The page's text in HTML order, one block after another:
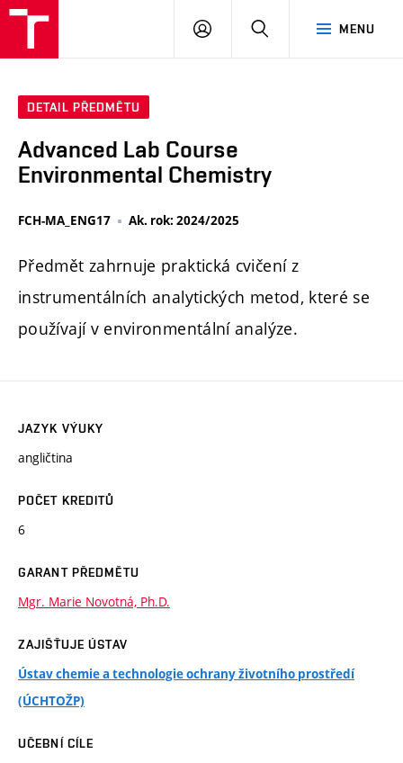
MENU
PŘIHLÁSIT
DETAIL PŘEDMĚTU
Advanced Lab Course
Environmental Chemistry
FCH-MA_ENG17 Ak. rok: 2024/2025
Předmět zahrnuje praktická cvičení z
instrumentálních analytických metod, které se
používají v environmentální analýze.
JAZYK VÝUKY
angličtina
POČET KREDITŮ
6
GARANT PŘEDMĚTU
Mgr. Marie Novotná, Ph.D.
ZAJIŠŤUJE ÚSTAV
Ústav chemie a technologie ochrany životního prostředí
(ÚCHTOŽP)
UČEBNÍ CÍLE